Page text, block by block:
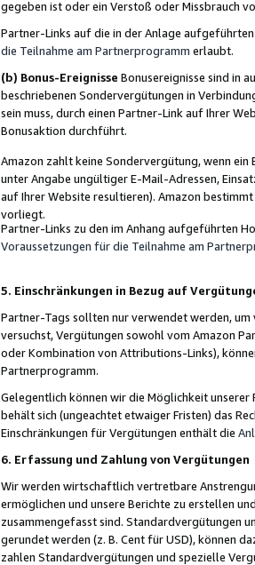
gegeben ist oder ein Verstoß oder Missbrauch
Partner-Links auf die in der Anlage
die Teilnahme am Partnerprogramm erlaubt.
(b) Bonus-Ereignisse Bonusereignisse sind in
beschriebenen Sondervergütungen in
sein muss, durch einen Partner-Link auf Ihrer
Bonusaktion durchführt.
Amazon zahlt keine Sondervergütung, wenn
unter Angabe ungültiger E-Mail-Adressen,
auf Ihrer Website resultieren). Amazon
vorliegt.
Partner-Links zu den im Anhang aufgeführten
Voraussetzungen für die Teilnahme am
5. Einschränkungen in Bezug auf
Partner-Tags sollten nur verwendet werden,
versuchst, Vergütungen sowohl vom Amazon
oder Kombination von Attributions-Links),
Partnerprogramm.
Gelegentlich können wir die Möglichkeit
behält sich (ungeachtet etwaiger Fristen) das
Einschränkungen für Vergütungen enthält die
6. Erfassung und Zahlung von Vergütungen
Wir werden wirtschaftlich vertretbare
ermöglichen und unsere Berichte zu erstellen
zusammengefasst sind. Standardvergütungen
gerundet werden (z. B. Cent für USD), können
zahlen Standardvergütungen und spezielle